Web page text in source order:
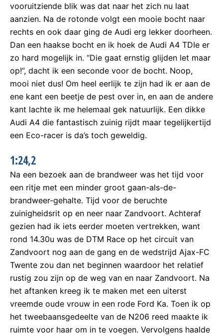
vooruitziende blik was dat naar het zich nu laat
aanzien. Na de rotonde volgt een mooie bocht naar
rechts en ook daar ging de Audi erg lekker doorheen.
Dan een haakse bocht en ik hoek de Audi A4 TDIe er
zo hard mogelijk in. “Die gaat ernstig glijden let maar
op!”, dacht ik een seconde voor de bocht. Noop,
mooi niet dus! Om heel eerlijk te zijn had ik er aan de
ene kant een beetje de pest over in, en aan de andere
kant lachte ik me helemaal gek natuurlijk. Een dikke
Audi A4 die fantastisch zuinig rijdt maar tegelijkertijd
een Eco-racer is da’s toch geweldig.
1:24,2
Na een bezoek aan de brandweer was het tijd voor
een ritje met een minder groot gaan-als-de-
brandweer-gehalte. Tijd voor de beruchte
zuinigheidsrit op en neer naar Zandvoort. Achteraf
gezien had ik iets eerder moeten vertrekken, want
rond 14.30u was de DTM Race op het circuit van
Zandvoort nog aan de gang en de wedstrijd Ajax-FC
Twente zou dan net beginnen waardoor het relatief
rustig zou zijn op de weg van en naar Zandvoort. Na
het aftanken kreeg ik te maken met een uiterst
vreemde oude vrouw in een rode Ford Ka. Toen ik op
het tweebaansgedeelte van de N206 reed maakte ik
ruimte voor haar om in te voegen. Vervolgens haalde